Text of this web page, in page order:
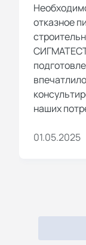
отказное
наших
01.05.2025